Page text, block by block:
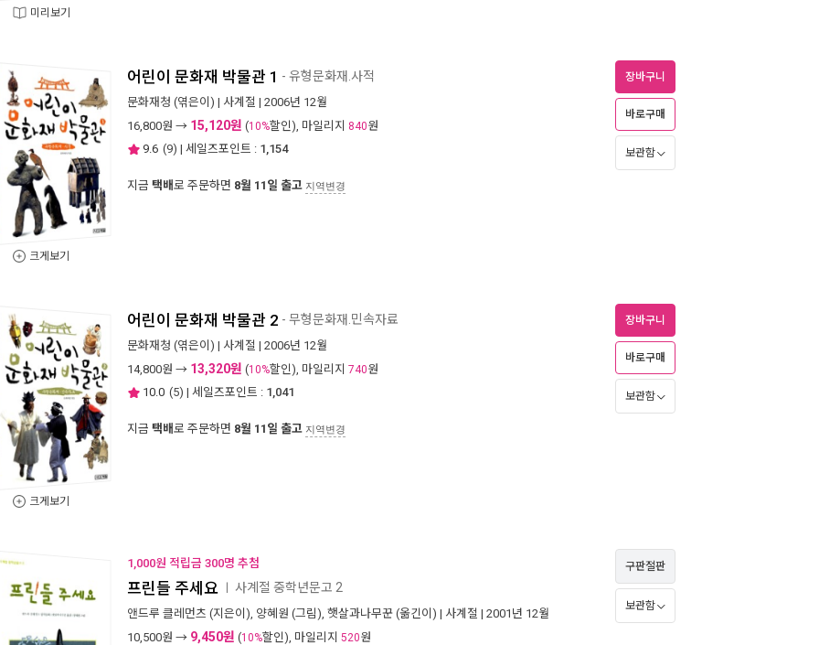
미리보기
크게보기
어린이 문화재 박물관 1 - 유형문화재.사적
문화재청 (엮은이) | 사계절 | 2006년 12월
16,800원 → 15,120원 (10%할인), 마일리지 840원
9.6 (9) | 세일즈포인트 : 1,154
지금 택배로 주문하면 8월 11일 출고 지역변경
장바구니
바로구매
보관함
크게보기
어린이 문화재 박물관 2 - 무형문화재.민속자료
문화재청 (엮은이) | 사계절 | 2006년 12월
14,800원 → 13,320원 (10%할인), 마일리지 740원
10.0 (5) | 세일즈포인트 : 1,041
지금 택배로 주문하면 8월 11일 출고 지역변경
장바구니
바로구매
보관함
1,000원 적립금 300명 추첨
프린들 주세요 사계절 중학년문고 2
앤드루 클레먼츠 (지은이), 양혜원 (그림), 햇살과나무꾼 (옮긴이) | 사계절 | 2001년 12월
10,500원 → 9,450원 (10%할인), 마일리지 520원
구판절판
보관함